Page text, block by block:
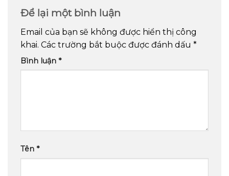
Để lại một bình luận
Email của bạn sẽ không được hiển thị công
khai. Các trường bắt buộc được đánh dấu *
Bình luận *
Tên *